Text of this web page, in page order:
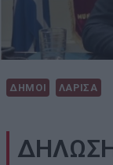
ΔΗΜΟΙ ΛΑΡΙΣΑ